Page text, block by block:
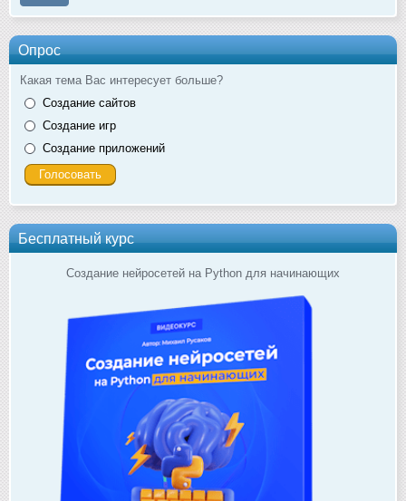
Опрос
Какая тема Вас интересует больше?
Создание сайтов
Создание игр
Создание приложений
Бесплатный курс
Создание нейросетей на Python для начинающих